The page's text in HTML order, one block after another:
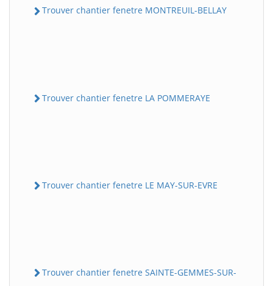
Trouver chantier fenetre MONTREUIL-BELLAY
Trouver chantier fenetre LA POMMERAYE
Trouver chantier fenetre LE MAY-SUR-EVRE
Trouver chantier fenetre SAINTE-GEMMES-SUR-